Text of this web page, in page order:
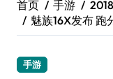
首页 手游
2018
魅族16X发布 跑
手游